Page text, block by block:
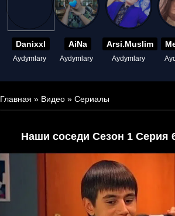
Danixxl
Aydymlary
AiNa
Aydymlary
Arsi.Muslim
Aydymlary
Главная » Видео » Сериалы
Наши соседи Сезон 1 Серия